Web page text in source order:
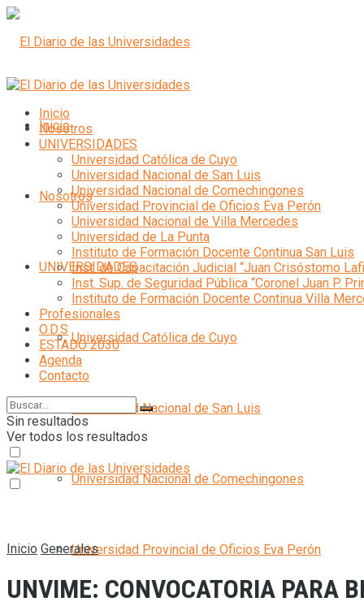
Inicio
Nosotros
UNIVERSIDADES
Universidad Católica de Cuyo
Universidad Nacional de San Luis
Universidad Nacional de Comechingones
Universidad Provincial de Oficios Eva Perón
Inicio
Nosotros
UNIVERSIDADES
Universidad Católica de Cuyo
Universidad Nacional de San Luis
Universidad Nacional de Comechingones
Universidad Provincial de Oficios Eva Perón
Universidad Nacional de Villa Mercedes
Universidad de La Punta
Instituto de Formación Docente Continua San Luis
Inst. de Capacitación Judicial “Juan Crisóstomo
Inst. Sup. de Seguridad Pública “Coronel Juan P.
Instituto de Formación Docente Continua Villa
Profesionales
O.D.S
ESTADO 2030
Agenda
Contacto
Sin resultados
Ver todos los resultados
Inicio Generales
UNVIME: CONVOCATORIA PARA